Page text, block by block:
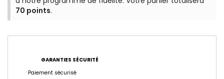
70 points.
GARANTIES SÉCURITÉ
Paiement sécurisé